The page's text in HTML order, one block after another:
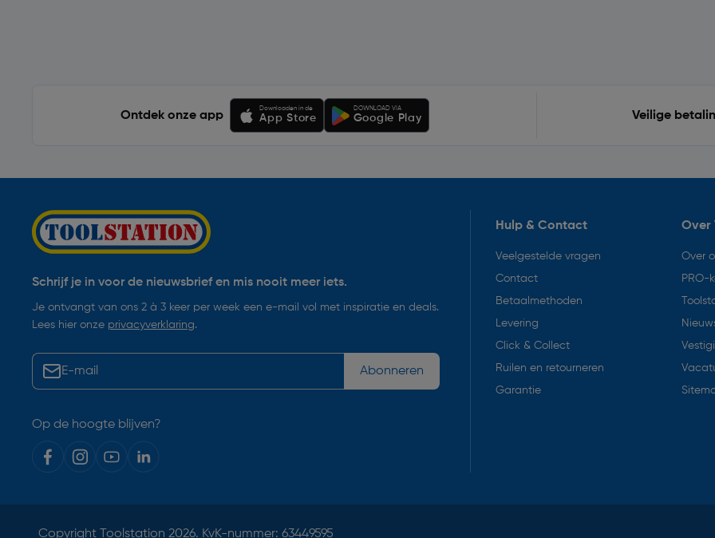
Ontdek onze app
Downloaden in de
App Store
DOWNLOAD VIA
Google Play Veilige
Schrijf je in voor de nieuwsbrief en mis nooit meer iets.
Je ontvangt van ons 2 à 3 keer per week een e-mail vol met inspiratie en deals.
Lees hier onze privacyverklaring.
Abonneren
Op de hoogte blijven?
Hulp & Contact
Veelgestelde vragen
Contact
Betaalmethoden
Levering
Click & Collect
Ruilen en retourneren
Garantie
Over
Over
PRO-
Copyright Toolstation 2026. KvK-nummer: 63449595